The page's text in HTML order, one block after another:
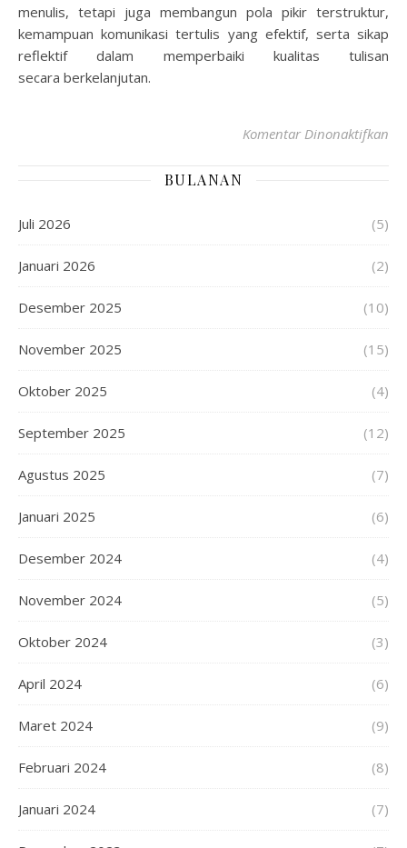
menulis, tetapi juga membangun pola pikir terstruktur,
kemampuan komunikasi tertulis yang efektif, serta sikap
reflektif dalam memperbaiki kualitas tulisan
secara berkelanjutan.
Komentar Dinonaktifkan
BULANAN
Juli 2026 (5)
Januari 2026 (2)
Desember 2025 (10)
November 2025 (15)
Oktober 2025 (4)
September 2025 (12)
Agustus 2025 (7)
Januari 2025 (6)
Desember 2024 (4)
November 2024 (5)
Oktober 2024 (3)
April 2024 (6)
Maret 2024 (9)
Februari 2024 (8)
Januari 2024 (7)